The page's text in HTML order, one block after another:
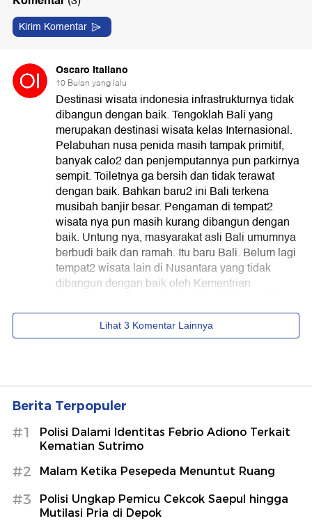
Berita Terpopuler
#1
Polisi Dalami Identitas Febrio Adiono Terkait
Kematian Sutrimo
#2 Malam Ketika Pesepeda Menuntut Ruang
#3
Polisi Ungkap Pemicu Cekcok Saepul hingga
Mutilasi Pria di Depok